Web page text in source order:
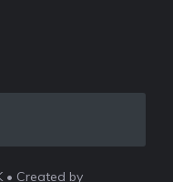
• Created by